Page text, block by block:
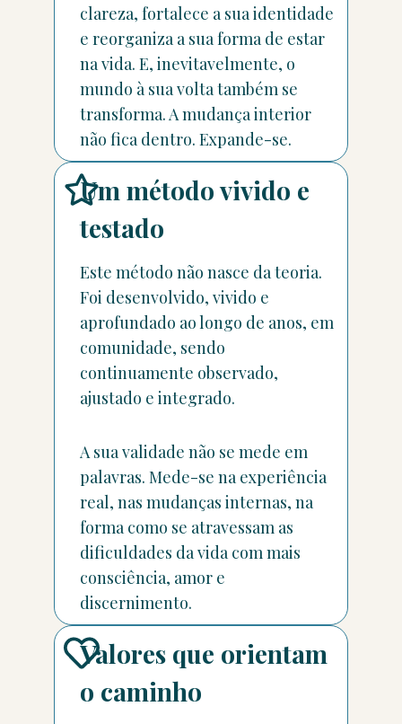
clareza, fortalece a sua identidade
e reorganiza a sua forma de estar
na vida. E, inevitavelmente, o
mundo à sua volta também se
transforma. A mudança interior
não fica dentro. Expande-se.
Um método vivido e
testado
Este método não nasce da teoria.
Foi desenvolvido, vivido e
aprofundado ao longo de anos, em
comunidade, sendo
continuamente observado,
ajustado e integrado.
A sua validade não se mede em
palavras. Mede-se na experiência
real, nas mudanças internas, na
forma como se atravessam as
dificuldades da vida com mais
consciência, amor e
discernimento.
Valores que orientam
o caminho